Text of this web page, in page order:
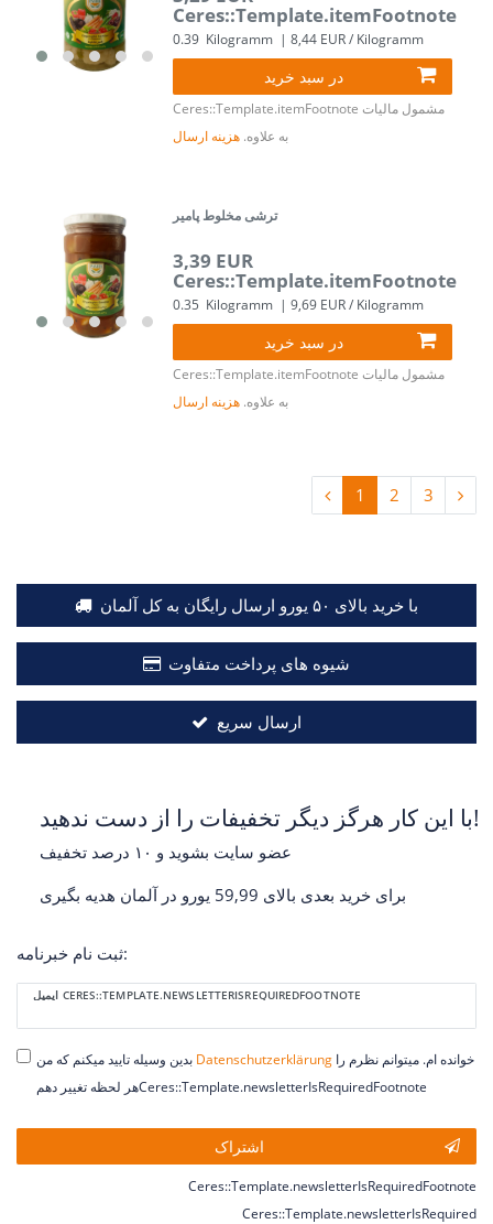
Ceres::Template.itemFootnote
0.39 Kilogramm | 8,44 EUR / Kilogramm
در سبد خرید
Ceres::Template.itemFootnote مشمول مالیات
به علاوه. هزینه ارسال
ترشی مخلوط پامیر
3,39 EUR
Ceres::Template.itemFootnote
0.35 Kilogramm | 9,69 EUR / Kilogramm
در سبد خرید
Ceres::Template.itemFootnote مشمول مالیات
به علاوه. هزینه ارسال
1 2 3
با خرید بالای ۵۰ یورو ارسال رایگان به کل آلمان
شیوه های پرداخت متفاوت
ارسال سریع
با این کار هرگز دیگر تخفیفات را از دست ندهید!
برای خرید بعدی بالای 59,99 یورو در آلمان هدیه بگیری
ثبت نام خبرنامه:
ایمیل CERES::TEMPLATE.NEWSLETTERISREQUIREDFOOTNOTE
Ceres::Template.newsletterHoneypotLabel
بدین وسیله تایید میکنم که من Daten­schutz­erklärungخوانده ام. میتوانم نظرم را
هر لحظه تغییر دهمCeres::Template.newsletterIsRequiredFootnote
اشتراک
Ceres::Template.newsletterIsRequiredFootnote
Ceres::Template.newsletterIsRequired